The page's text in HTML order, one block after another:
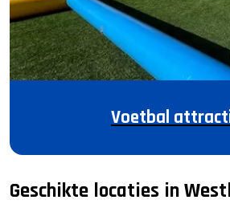
Voetbal
Geschikte locaties in